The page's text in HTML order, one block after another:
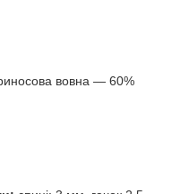
вовна — 60%